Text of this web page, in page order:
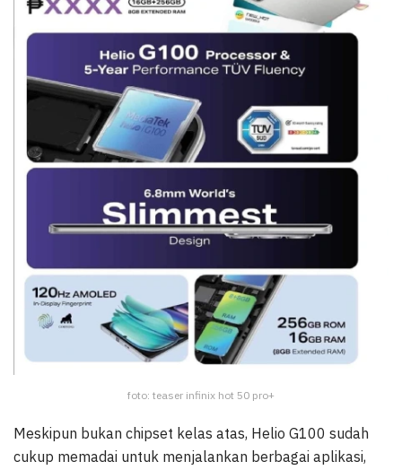
foto: teaser infinix hot 50 pro+
Meskipun bukan chipset kelas atas, Helio G100 sudah
cukup memadai untuk menjalankan berbagai aplikasi,